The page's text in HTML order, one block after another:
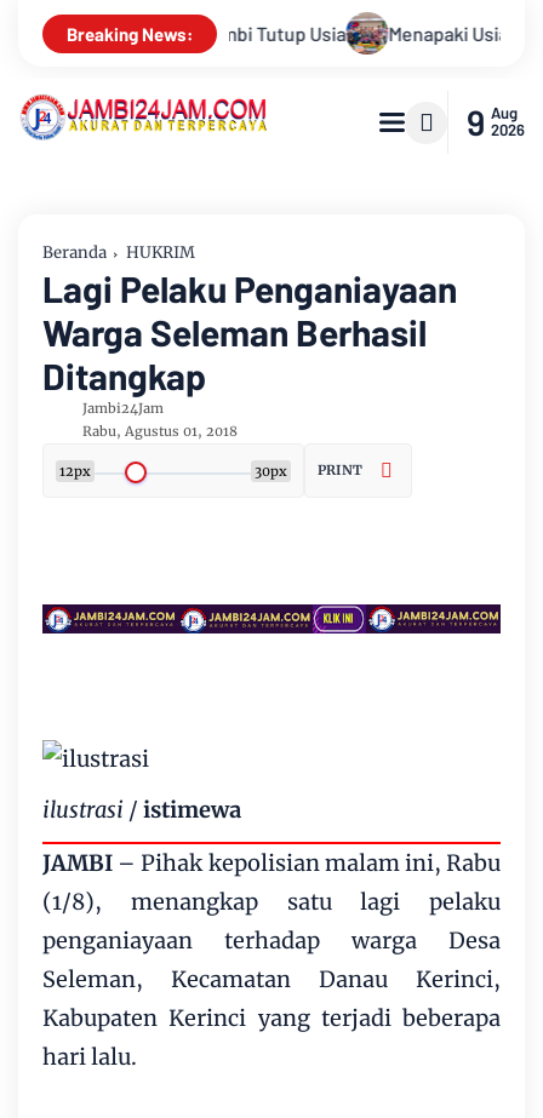
Breaking News:
Usia 59 Tahun, Sinsen Teguhkan Semangat
9 Aug
2026
Beranda HUKRIM
Lagi Pelaku Penganiayaan
Warga Seleman Berhasil
Ditangkap
Jambi24Jam
Rabu, Agustus 01, 2018
12px 30px PRINT
ilustrasi / istimewa
JAMBI – Pihak kepolisian malam ini, Rabu
(1/8), menangkap satu lagi pelaku
penganiayaan terhadap warga Desa
Seleman, Kecamatan Danau Kerinci,
Kabupaten Kerinci yang terjadi beberapa
hari lalu.